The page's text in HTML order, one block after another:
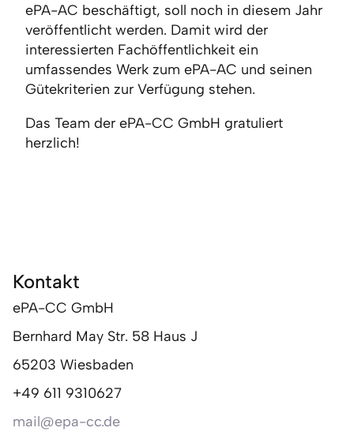
ePA-AC beschäftigt, soll noch in diesem Jahr
veröffentlicht werden. Damit wird der
interessierten Fachöffentlichkeit ein
umfassendes Werk zum ePA-AC und seinen
Gütekriterien zur Verfügung stehen.
Das Team der ePA-CC GmbH gratuliert
herzlich!
Kontakt
ePA-CC GmbH
Bernhard May Str. 58 Haus J
65203 Wiesbaden
+49 611 9310627
mail@epa-cc.de